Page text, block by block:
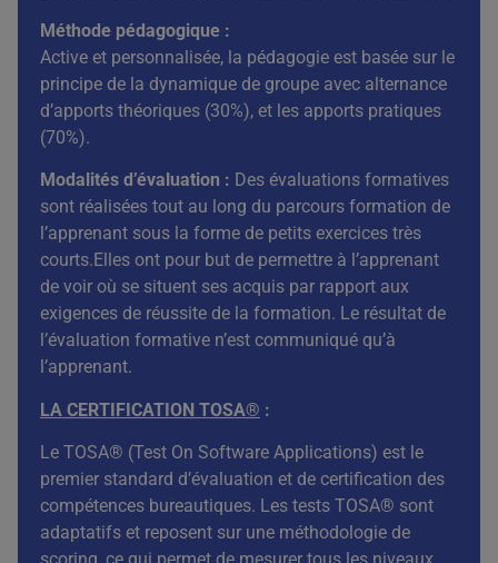
Méthode pédagogique :
Active et personnalisée, la pédagogie est basée sur le
principe de la dynamique de groupe avec alternance
d’apports théoriques (30%), et les apports pratiques
(70%).
Modalités d’évaluation : Des évaluations formatives
sont réalisées tout au long du parcours formation de
l’apprenant sous la forme de petits exercices très
courts.Elles ont pour but de permettre à l’apprenant
de voir où se situent ses acquis par rapport aux
exigences de réussite de la formation. Le résultat de
l’évaluation formative n’est communiqué qu’à
l’apprenant.
LA CERTIFICATION TOSA® :
Le TOSA® (Test On Software Applications) est le
premier standard d’évaluation et de certification des
compétences bureautiques. Les tests TOSA® sont
adaptatifs et reposent sur une méthodologie de